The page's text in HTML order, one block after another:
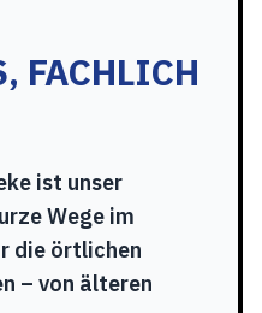
FACHLICH
ist unser
Wege im
die örtlichen
– von älteren